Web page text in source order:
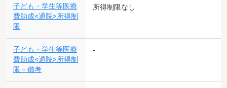
子ども・学生等医療
費助成<通院>所得制
限
所得制限なし
子ども・学生等医療
費助成<通院>所得制
限－備考
-